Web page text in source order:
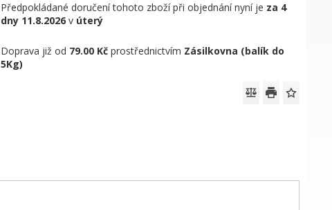
Předpokládané doručení tohoto zboží při objednání nyní je za 4
dny 11.8.2026 v úterý
Doprava již od 79.00 Kč prostřednictvím Zásilkovna (balík do
5Kg)